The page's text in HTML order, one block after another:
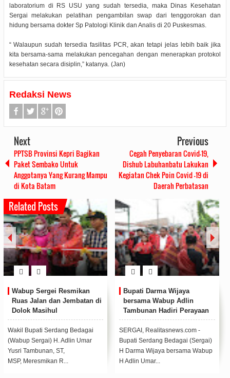
laboratorium di RS USU yang sudah tersedia, maka Dinas Kesehatan
Sergai melakukan pelatihan pengambilan swap dari tenggorokan dan
hidung bersama dokter Sp Patologi Klinik dan Analis di 20 Puskesmas.
“ Walaupun sudah tersedia fasilitas PCR, akan tetapi jelas lebih baik jika
kita bersama-sama melakukan pencegahan dengan menerapkan protokol
kesehatan secara disiplin,” katanya. (Jan)
Redaksi News
Next
PPTSB Provinsi Kepri Bagikan
Paket Sembako Untuk
Anggotanya Yang Kurang Mampu
di Kota Batam
Previous
Cegah Penyebaran Covid-19,
Dishub Labuhanbatu Lakukan
Kegiatan Chek Poin Covid -19 di
Daerah Perbatasan
Related Posts
Wabup Sergei Resmikan
Ruas Jalan dan Jembatan di
Dolok Masihul
Wakil Bupati Serdang Bedagai
(Wabup Sergai) H. Adlin Umar
Yusri Tambunan, ST,
MSP, Meresmikan R...
Bupati Darma Wijaya
bersama Wabup Adlin
Tambunan Hadiri Perayaan
Natal PGPI Kabupaten
Sergai
SERGAI, Realitasnews.com -
Bupati Serdang Bedagai (Sergai)
H Darma Wijaya bersama Wabup
H Adlin Umar...